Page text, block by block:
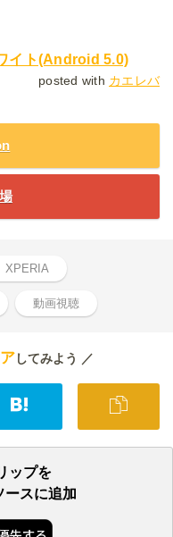
イト(Android 5.0)
posted with カエレバ
XPERIA
動画視聴
してみよう ／
ップを
スに追加